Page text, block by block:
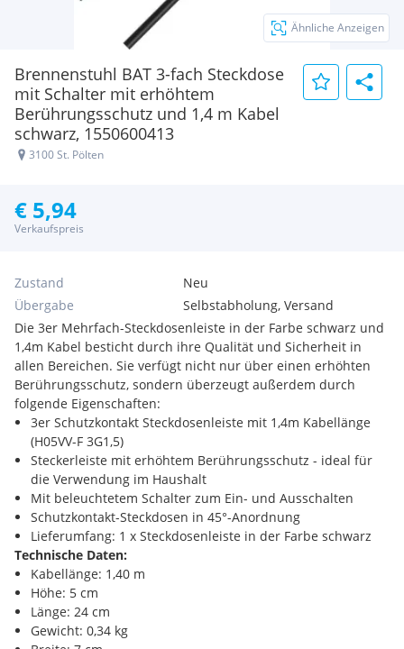
Brennenstuhl BAT 3-fach Steckdose
mit Schalter mit erhöhtem
Berührungsschutz und 1,4 m Kabel
schwarz, 1550600413
3100 St. Pölten
Ähnliche Anzeigen
€ 5,94
Verkaufspreis
Zustand
Neu
Übergabe
Selbstabholung, Versand
Die 3er Mehrfach-Steckdosenleiste in der Farbe schwarz und
1,4m Kabel besticht durch ihre Qualität und Sicherheit in
allen Bereichen. Sie verfügt nicht nur über einen erhöhten
Berührungsschutz, sondern überzeugt außerdem durch
folgende Eigenschaften:
3er Schutzkontakt Steckdosenleiste mit 1,4m Kabellänge
(H05VV-F 3G1,5)
Steckerleiste mit erhöhtem Berührungsschutz - ideal für
die Verwendung im Haushalt
Mit beleuchtetem Schalter zum Ein- und Ausschalten
Schutzkontakt-Steckdosen in 45°-Anordnung
Lieferumfang: 1 x Steckdosenleiste in der Farbe schwarz
Technische Daten:
Kabellänge: 1,40 m
Höhe: 5 cm
Länge: 24 cm
Gewicht: 0,34 kg